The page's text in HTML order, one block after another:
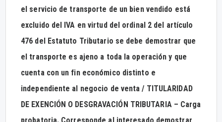
el servicio de transporte de un bien vendido está
excluido del IVA en virtud del ordinal 2 del artículo
476 del Estatuto Tributario se debe demostrar que
el transporte es ajeno a toda la operación y que
cuenta con un fin económico distinto e
independiente al negocio de venta / TITULARIDAD
DE EXENCIÓN O DESGRAVACIÓN TRIBUTARIA – Carga